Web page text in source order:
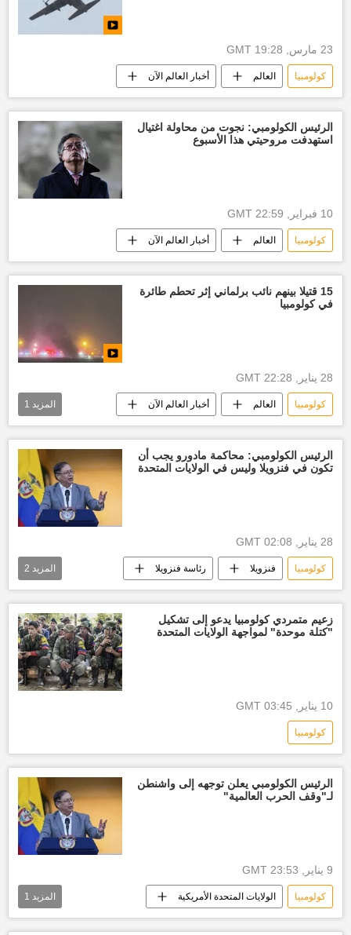
23 مارس, 19:28 GMT
كولومبيا العالم أخبار العالم الآن
الرئيس الكولومبي: نجوت من محاولة اغتيال
استهدفت مروحيتي هذا الأسبوع
10 فبراير, 22:59 GMT
كولومبيا العالم أخبار العالم الآن
15 قتيلا بينهم نائب برلماني إثر تحطم طائرة
في كولومبيا
28 يناير, 22:28 GMT
كولومبيا العالم أخبار العالم الآن
العالم العربي
المزيد 1
الرئيس الكولومبي: محاكمة مادورو يجب أن
تكون في فنزويلا وليس في الولايات المتحدة
28 يناير, 02:08 GMT
كولومبيا فنزويلا رئاسة فنزويلا
نيكولاس مادورو الولايات المتحدة الأمريكية
المزيد 2
زعيم متمردي كولومبيا يدعو إلى تشكيل
"كتلة موحدة" لمواجهة الولايات المتحدة
10 يناير, 03:45 GMT
كولومبيا
الرئيس الكولومبي يعلن توجهه إلى واشنطن
لـ"وقف الحرب العالمية"
9 يناير, 23:53 GMT
كولومبيا الولايات المتحدة الأمريكية
أخبار كولومبيا
المزيد 1